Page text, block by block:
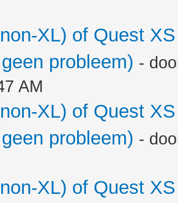
XL) of Quest
probleem) -
AM
XL) of Quest
probleem) -
XL) of Quest